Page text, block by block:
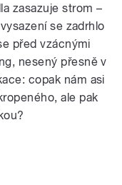
zasazuje strom –
se zadrhlo
před vzácnými
nesený přesně v
copak nám asi
ale pak